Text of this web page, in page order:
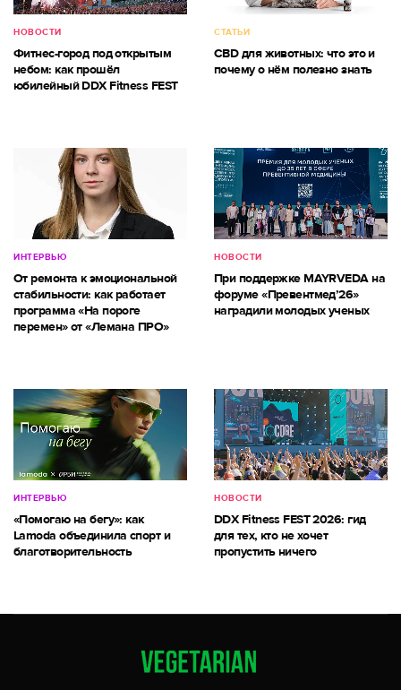
НОВОСТИ
Фитнес-город под открытым
небом: как прошёл
юбилейный DDX Fitness FEST
СТАТЬИ
CBD для животных: что это и
почему о нём полезно знать
ИНТЕРВЬЮ
От ремонта к эмоциональной
стабильности: как работает
программа «На пороге
перемен» от «Лемана ПРО»
НОВОСТИ
При поддержке MAYRVEDA на
форуме «Превентмед’26»
наградили молодых ученых
ИНТЕРВЬЮ
«Помогаю на бегу»: как
Lamoda объединила спорт и
благотворительность
НОВОСТИ
DDX Fitness FEST 2026: гид
для тех, кто не хочет
пропустить ничего